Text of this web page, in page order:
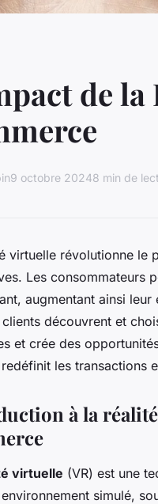
de
9 octobre 20248 min de
virtuelle révolutionne le
Les consommateurs
augmentant ainsi
découvrent et
et crée des
les transactions
à la
virtuelle (VR) est une
simulé,